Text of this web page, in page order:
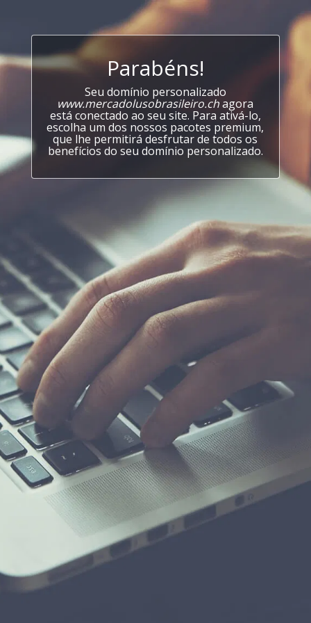
Parabéns!
Seu domínio personalizado
www.mercadolusobrasileiro.chagora
está conectado ao seu site. Para ativá-lo,
escolha um dos nossos pacotes premium,
que lhe permitirá desfrutar de todos os
benefícios do seu domínio personalizado.